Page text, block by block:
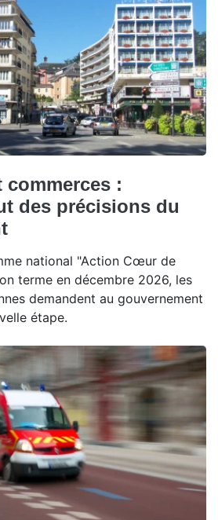
commerces :
des précisions du
national "Action Cœur de
terme en décembre 2026, les
demandent au gouvernement
étape.